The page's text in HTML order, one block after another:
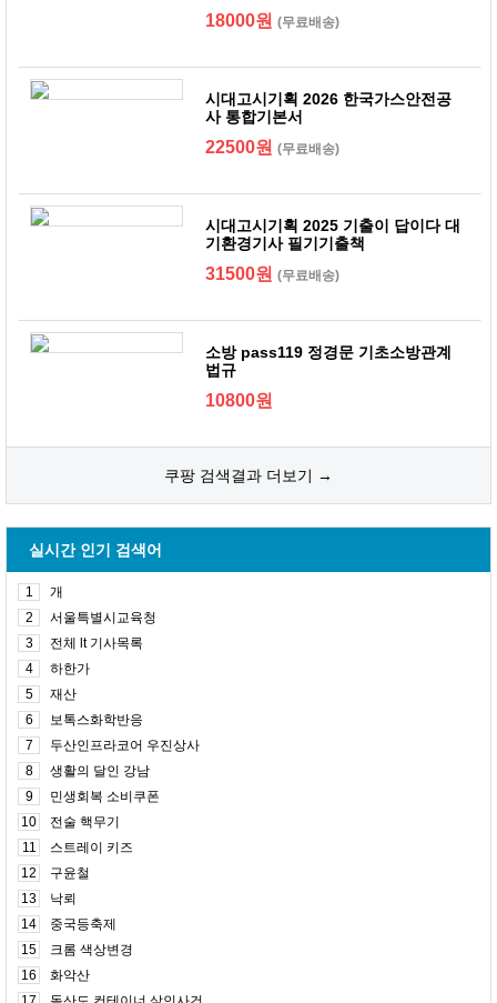
18000원(무료배송)
시대고시기획 2026 한국가스안전공
사 통합기본서
22500원(무료배송)
시대고시기획 2025 기출이 답이다 대
기환경기사 필기기출책
31500원(무료배송)
소방 pass119 정경문 기초소방관계
법규
10800원
쿠팡 검색결과 더보기 →
실시간 인기 검색어
1
개
2
서울특별시교육청
3
전체 lt 기사목록
4
하한가
5
재산
6
보톡스화학반응
7
두산인프라코어 우진상사
8
생활의 달인 강남
9
민생회복 소비쿠폰
10
전술 핵무기
11
스트레이 키즈
12
구윤철
13
낙뢰
14
중국등축제
15
크롬 색상변경
16
화악산